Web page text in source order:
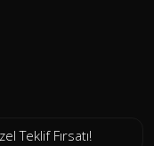
Teklif Fırsatı!